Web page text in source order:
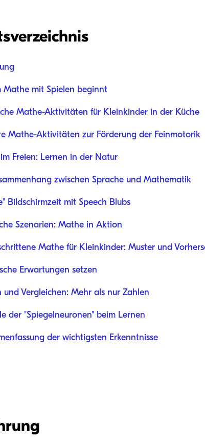
Mathe mit Spielen beginnt
Mathe-Aktivitäten für Kleinkinder in der Küche
Mathe-Aktivitäten zur Förderung der Feinmotorik
Freien: Lernen in der Natur
zwischen Sprache und Mathematik
Bildschirmzeit mit Speech Blubs
Szenarien: Mathe in Aktion
Mathe für Kleinkinder: Muster und
Erwartungen setzen
und Vergleichen: Mehr als nur Zahlen
der "Spiegelneuronen" beim Lernen
der wichtigsten Erkenntnisse